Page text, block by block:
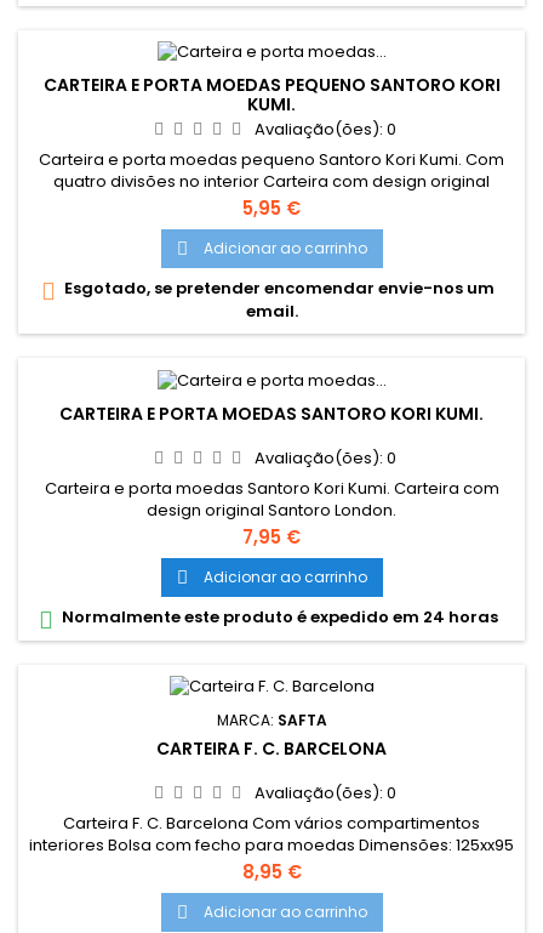
CARTEIRA E PORTA MOEDAS PEQUENO SANTORO KORI
KUMI.
Avaliação(ões): 0
Carteira e porta moedas pequeno Santoro Kori Kumi. Com
quatro divisões no interior Carteira com design original
Santoro London
Preço
5,95 €
 Adicionar ao carrinho
 Esgotado, se pretender encomendar envie-nos um
email.
CARTEIRA E PORTA MOEDAS SANTORO KORI KUMI.
Avaliação(ões): 0
Carteira e porta moedas Santoro Kori Kumi. Carteira com
design original Santoro London.
Preço
7,95 €
 Adicionar ao carrinho
 Normalmente este produto é expedido em 24 horas
MARCA: SAFTA
CARTEIRA F. C. BARCELONA
Avaliação(ões): 0
Carteira F. C. Barcelona Com vários compartimentos
interiores Bolsa com fecho para moedas Dimensões: 125xx95
mm
Preço
8,95 €
 Adicionar ao carrinho